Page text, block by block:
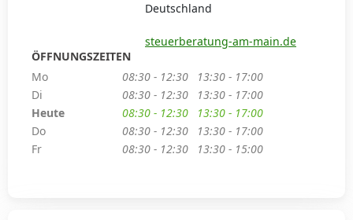
Deutschland
steuerberatung-am-main.de
ÖFFNUNGSZEITEN
Mo
08:30 - 12:30
13:30 - 17:00
Di
08:30 - 12:30
13:30 - 17:00
Heute
08:30 - 12:30
13:30 - 17:00
Do
08:30 - 12:30
13:30 - 17:00
Fr
08:30 - 12:30 13:30 - 15:00